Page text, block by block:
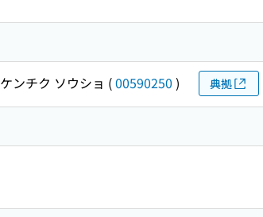
ケンチク ソウショ (00590250 ) 典拠